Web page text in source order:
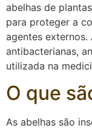
abelhas de
para proteger a
agentes
antibacterianas,
utilizada na
O que
As abelhas são